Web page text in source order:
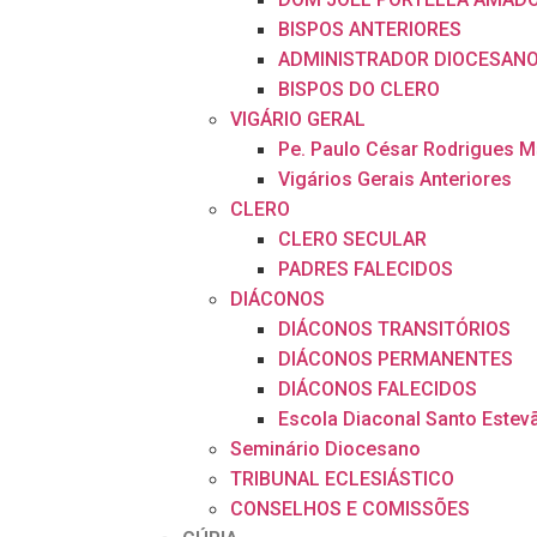
BISPOS ANTERIORES
ADMINISTRADOR DIOCESANO
BISPOS DO CLERO
VIGÁRIO GERAL
Pe. Paulo César Rodrigues
Vigários Gerais Anteriores
CLERO
CLERO SECULAR
PADRES FALECIDOS
DIÁCONOS
DIÁCONOS TRANSITÓRIOS
DIÁCONOS PERMANENTES
DIÁCONOS FALECIDOS
Escola Diaconal Santo
Seminário Diocesano
TRIBUNAL ECLESIÁSTICO
CONSELHOS E COMISSÕES